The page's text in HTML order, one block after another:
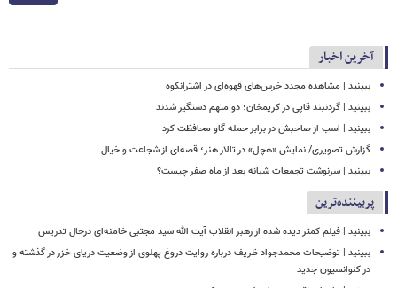
آخرین اخبار
ببینید | مشاهده مجدد خرس‌های قهوه‌ای در اشترانکوه
ببینید | گردنبند قاپی در کریمخان؛ دو متهم دستگیر شدند
ببینید | اسب از صاحبش در برابر حمله گاو محافظت کرد
گزارش تصویری/ نمایش «هچل» در تالار هنر؛ قصه‌ای از شجاعت و خیال
ببینید | سرنوشت تجمعات شبانه بعد از ماه صفر چیست؟
پربیننده‌ترین
ببینید | فیلم کمتر دیده شده از رهبر انقلاب آیت الله سید مجتبی خامنه‌ای درحال تدریس
ببینید | توضیحات محمدجواد ظریف درباره روایت دروغ پهلوی از وضعیت دریای خزر در گذشته و
در کنوانسیون جدید